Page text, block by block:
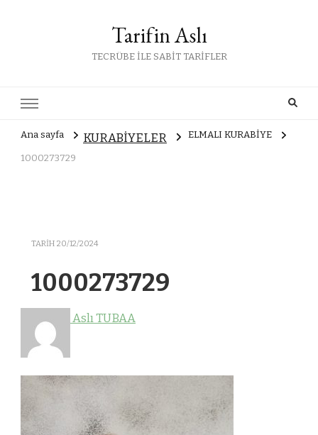
Tarifin Aslı
TECRÜBE İLE SABİT TARİFLER
Ana sayfa KURABİYELER ELMALI KURABİYE
1000273729
TARIH 20/12/2024
1000273729
Aslı TUBAA